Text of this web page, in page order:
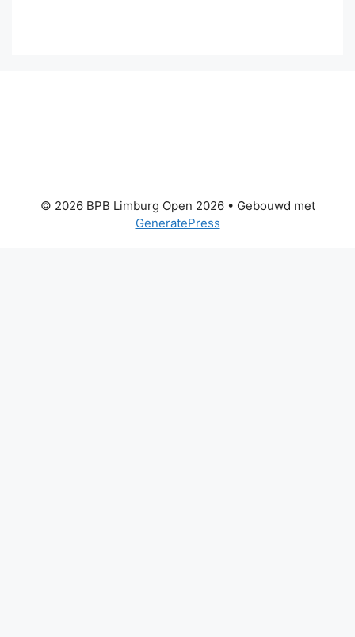
© 2026 BPB Limburg Open 2026• Gebouwd met
GeneratePress